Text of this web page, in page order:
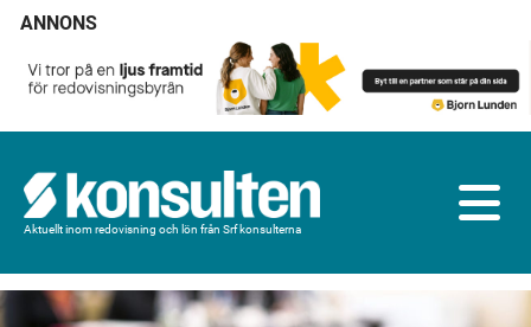
ANNONS
Aktuellt inom redovisning och lön från Srf konsulterna